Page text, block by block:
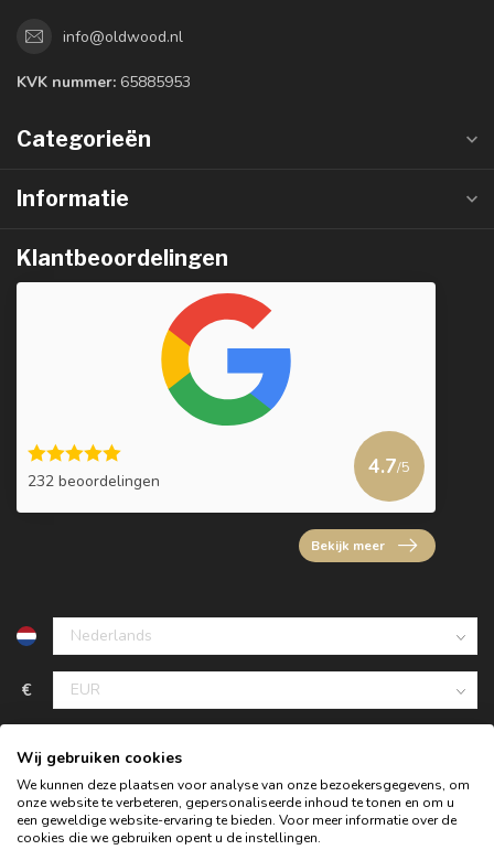
info@oldwood.nl
KVK nummer: 65885953
Categorieën
Informatie
Klantbeoordelingen
232 beoordelingen
4.7/5
Bekijk meer
€
Wij gebruiken cookies
We kunnen deze plaatsen voor analyse van onze bezoekersgegevens, om
onze website te verbeteren, gepersonaliseerde inhoud te tonen en om u
een geweldige website-ervaring te bieden. Voor meer informatie over de
cookies die we gebruiken opent u de instellingen.